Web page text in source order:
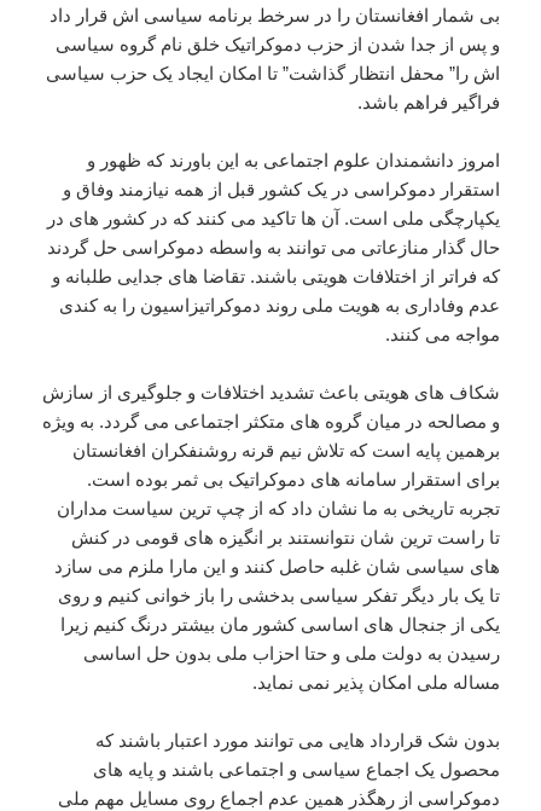
بی شمار افغانستان را در سرخط برنامه سیاسی اش قرار داد
و پس از جدا شدن از حزب دموکراتیک خلق نام گروه سیاسی
اش را” محفل انتظار گذاشت” تا امکان ایجاد یک حزب سیاسی
فراگیر فراهم باشد.
امروز دانشمندان علوم اجتماعی به این باورند که ظهور و
استقرار دموکراسی در یک کشور قبل از همه نیازمند وفاق و
یکپارچگی ملی است. آن ها تاکید می کنند که در کشور های در
حال گذار منازعاتی می توانند به واسطه دموکراسی حل گردند
که فراتر از اختلافات هویتی باشند. تقاضا های جدایی طلبانه و
عدم وفاداری به هویت ملی روند دموکراتیزاسیون را به کندی
مواجه می کنند.
شکاف های هویتی باعث تشدید اختلافات و جلوگیری از سازش
و مصالحه در میان گروه های متکثر اجتماعی می گردد. به ویژه
برهمین پایه است که تلاش نیم قرنه روشنفکران افغانستان
برای استقرار سامانه های دموکراتیک بی ثمر بوده است.
تجربه تاریخی به ما نشان داد که از چپ ترین سیاست مداران
تا راست ترین شان نتوانستند بر انگیزه های قومی در کنش
های سیاسی شان غلبه حاصل کنند و این مارا ملزم می سازد
تا یک بار دیگر تفکر سیاسی بدخشی را باز خوانی کنیم و روی
یکی از جنجال های اساسی کشور مان بیشتر درنگ کنیم زیرا
رسیدن به دولت ملی و حتا احزاب ملی بدون حل اساسی
مساله ملی امکان پذیر نمی نماید.
بدون شک قرارداد هایی می توانند مورد اعتبار باشند که
محصول یک اجماع سیاسی و اجتماعی باشند و پایه های
دموکراسی از رهگذر همین عدم اجماع روی مسایل مهم ملی